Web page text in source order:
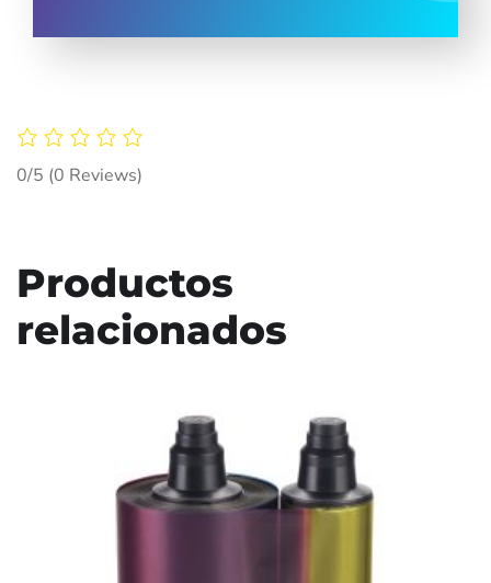
0/5 (0 Reviews)
Productos
relacionados